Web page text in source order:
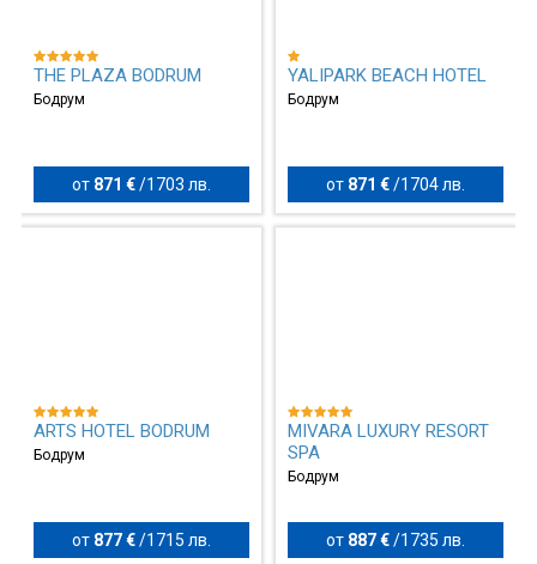
THE PLAZA BODRUM
Бодрум
от 871 € / 1703 лв.
YALIPARK BEACH HOTEL
Бодрум
от 871 €/ 1704 лв.
ARTS HOTEL BODRUM
Бодрум
от 877 € / 1715 лв.
MIVARA LUXURY RESORT
SPA
Бодрум
от 887 €/ 1735 лв.